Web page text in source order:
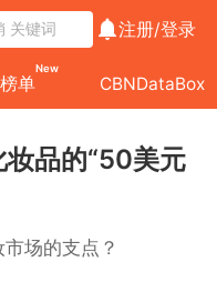
注册/登录
榜单
New
CBNDataBox
品的“50美元
场的支点？